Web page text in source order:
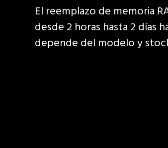
El reemplazo de memoria
desde 2 horas hasta 2 días
depende del modelo y